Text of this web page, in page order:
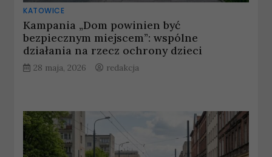
KATOWICE
Kampania „Dom powinien być
bezpiecznym miejscem”: wspólne
działania na rzecz ochrony dzieci
28 maja, 2026 redakcja